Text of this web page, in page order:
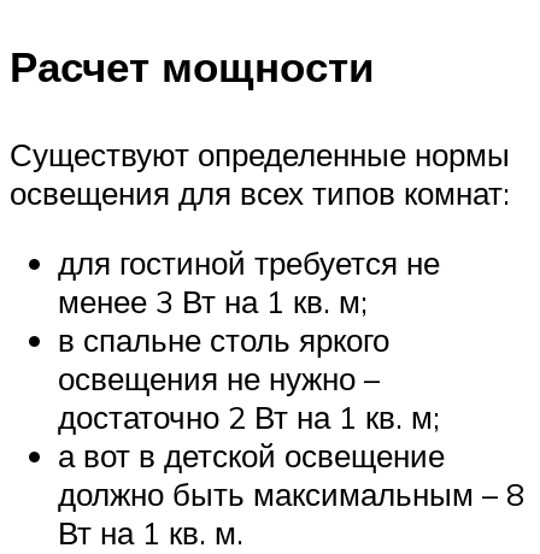
Расчет мощности
Существуют определенные нормы
освещения для всех типов комнат:
для гостиной требуется не
менее 3 Вт на 1 кв. м;
в спальне столь яркого
освещения не нужно –
достаточно 2 Вт на 1 кв. м;
а вот в детской освещение
должно быть максимальным – 8
Вт на 1 кв. м.